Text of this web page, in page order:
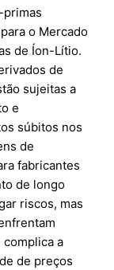
primas
o Mercado
de Íon-Lítio.
de
sujeitas a
e
súbitos nos
de
fabricantes
de longo
riscos, mas
complica a
de preços